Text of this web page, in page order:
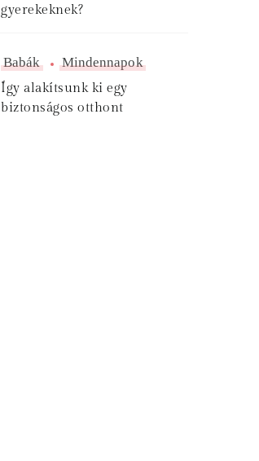
gyerekeknek?
Babák
Mindennapok
Így alakítsunk ki egy
biztonságos otthont